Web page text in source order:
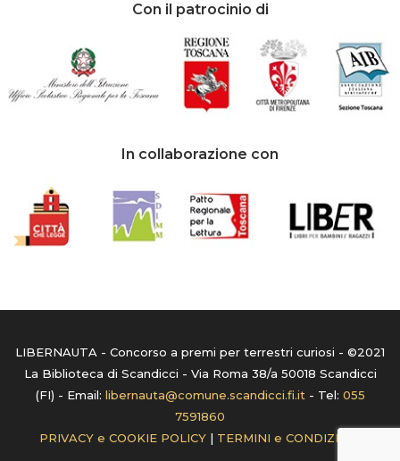
Con il patrocinio di
In collaborazione con
LIBERNAUTA - Concorso a premi per terrestri curiosi - ©2021
La Biblioteca di Scandicci - Via Roma 38/a 50018 Scandicci
(FI) - Email: libernauta@comune.scandicci.fi.it - Tel: 055
7591860
PRIVACY e COOKIE POLICY| TERMINI e CONDIZIONI